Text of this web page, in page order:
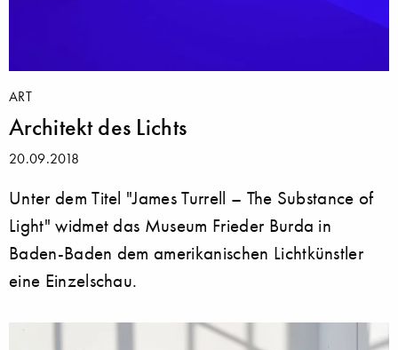
ART
Architekt des Lichts
20.09.2018
Unter dem Titel "James Turrell – The Substance of
Light" widmet das Museum Frieder Burda in
Baden-Baden dem amerikanischen Lichtkünstler
eine Einzelschau.